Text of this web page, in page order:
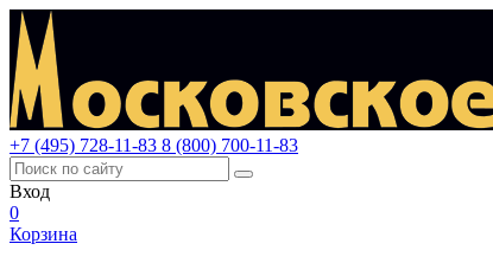
+7 (495) 728-11-83 8 (800) 700-11-83
Вход
0
Корзина